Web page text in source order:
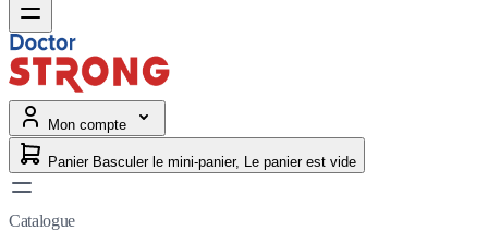
Mon compte
Panier Basculer le mini-panier, Le panier est vide
Catalogue